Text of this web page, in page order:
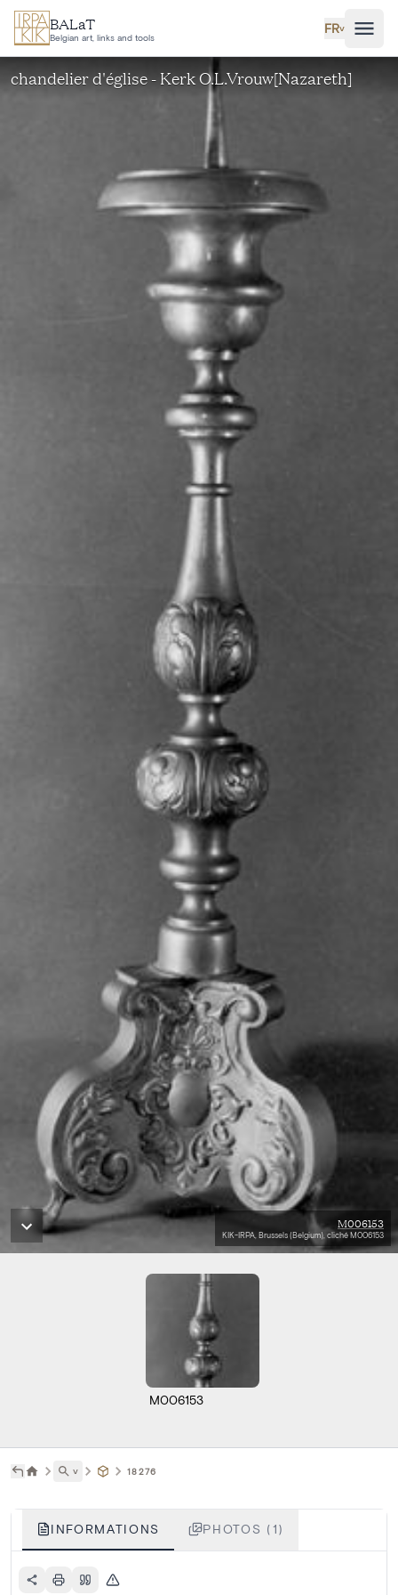
Aller au contenu principal
BALaT
Belgian art, links and tools
FR˅
chandelier d'église - Kerk O.L.Vrouw[Nazareth]
M006153
KIK-IRPA, Brussels (Belgium), cliché M006153
M006153
˅ 18276
INFORMATIONS PHOTOS (1)